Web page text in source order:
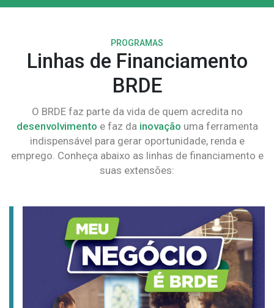
PROGRAMAS
Linhas de Financiamento
BRDE
O BRDE faz parte da vida de quem acredita no
desenvolvimento e faz da inovação uma ferramenta
indispensável para gerar oportunidade, renda e
emprego. Conheça abaixo as linhas de financiamento e
suas extensões: